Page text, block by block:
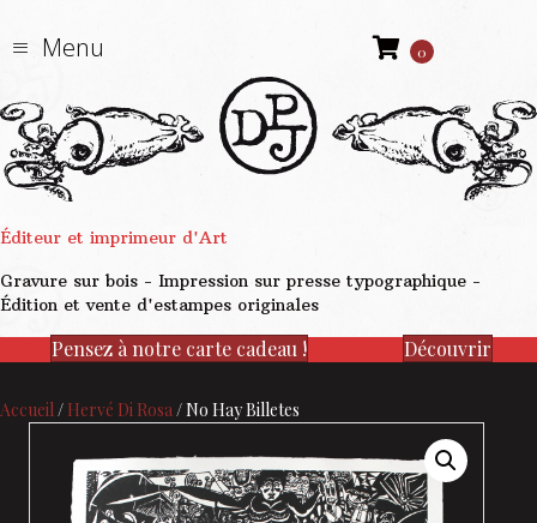
Menu 0
Éditeur et imprimeur d'Art
Gravure sur bois - Impression sur presse typographique -
Édition et vente d'estampes originales
Pensez à notre carte cadeau ! Découvrir
Accueil / Hervé Di Rosa / No Hay Billetes